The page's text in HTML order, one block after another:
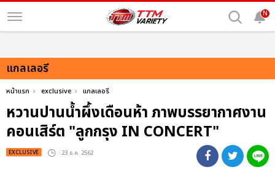
N
แกลเลอรี
หน้าแรก exclusive แกลเลอรี
หวานปานน้ำผึ้งเดือนห้า ภาพบรรยากาศงาน
คอนเสิร์ต "ลูกกรุง IN CONCERT"
EXCLUSIVE : 23 ธ.ค. 2562